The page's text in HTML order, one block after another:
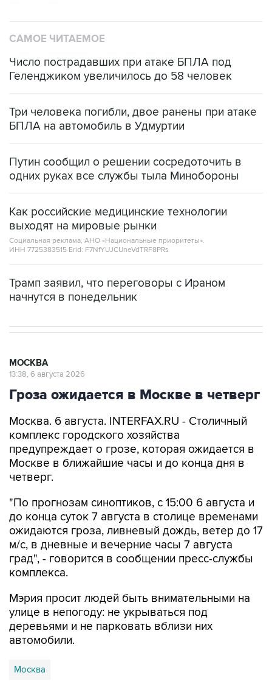
САМОЕ ЧИТАЕМОЕ
Число пострадавших при атаке БПЛА под
Геленджиком увеличилось до 58 человек
Три человека погибли, двое ранены при атаке
БПЛА на автомобиль в Удмуртии
Путин сообщил о решении сосредоточить в
одних руках все службы тыла Минобороны
Как российские медицинские технологии
выходят на мировые рынки
Социальная реклама, АНО «Национальные приоритеты».
ИНН 7725383515 Erid: F7NfYUJCUneVdTRF8PRs
Трамп заявил, что переговоры с Ираном
начнутся в понедельник
МОСКВА
13:38, 6 августа 2026
Гроза ожидается в Москве в четверг
Москва. 6 августа. INTERFAX.RU - Столичный
комплекс городского хозяйства
предупреждает о грозе, которая ожидается в
Москве в ближайшие часы и до конца дня в
четверг.
"По прогнозам синоптиков, с 15:00 6 августа и
до конца суток 7 августа в столице временами
ожидаются гроза, ливневый дождь, ветер до 17
м/с, в дневные и вечерние часы 7 августа
град", - говорится в сообщении пресс-службы
комплекса.
Мэрия просит людей быть внимательными на
улице в непогоду: не укрываться под
деревьями и не парковать вблизи них
автомобили.
Москва